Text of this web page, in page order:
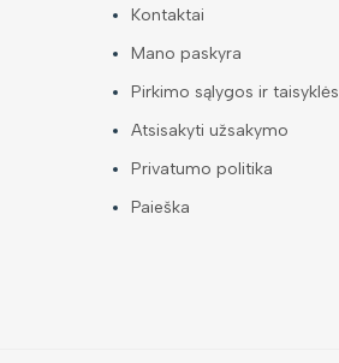
Kontaktai
Mano paskyra
Pirkimo sąlygos ir taisyklės
Atsisakyti užsakymo
Privatumo politika
Paieška